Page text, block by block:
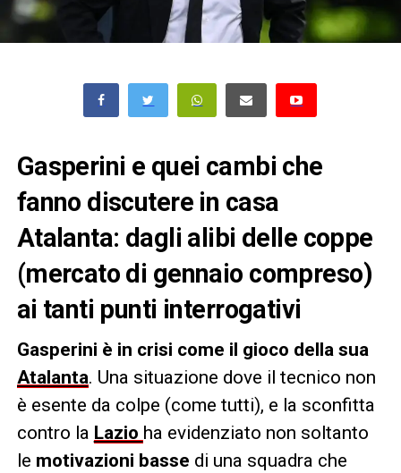
Gasperini e quei cambi che
fanno discutere in casa
Atalanta: dagli alibi delle coppe
(mercato di gennaio compreso)
ai tanti punti interrogativi
Gasperini è in crisi come il gioco della sua
Atalanta. Una situazione dove il tecnico non
è esente da colpe (come tutti), e la sconfitta
contro la Lazio ha evidenziato non soltanto
le motivazioni basse di una squadra che